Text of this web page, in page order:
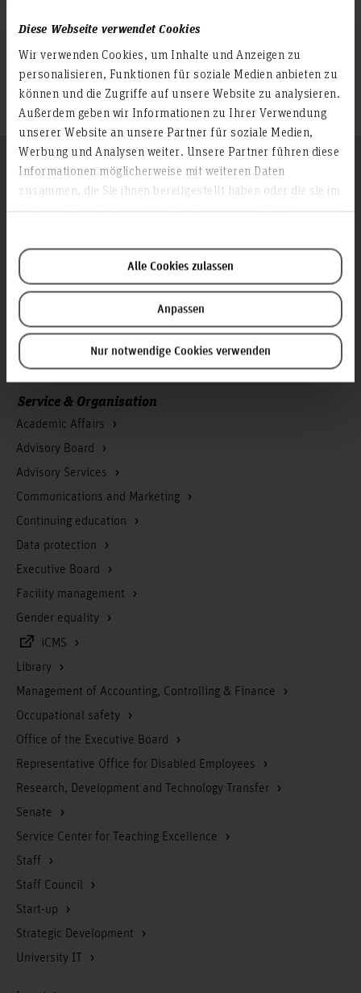
Diese Webseite verwendet Cookies
Wir verwenden Cookies, um Inhalte und Anzeigen zu
personalisieren, Funktionen für soziale Medien anbieten zu
können und die Zugriffe auf unsere Website zu analysieren.
Außerdem geben wir Informationen zu Ihrer Verwendung
unserer Website an unsere Partner für soziale Medien,
Werbung und Analysen weiter. Unsere Partner führen diese
Informationen möglicherweise mit weiteren Daten
zusammen, die Sie ihnen bereitgestellt haben oder die sie im
Alle Cookies zulassen
Anpassen
Nur notwendige Cookies verwenden
Cooperation
Freie Universität Berlin - Prof. Dr. med. vet.
Wolfgang Heuwieser
To the top
Contact & Arrival
Homepage of the Hochschule Hannover
Search for persons
Career
Follow us
Service & Organisation
Academic Affairs
Advisory Board
Advisory Services
Communications and Marketing
Continuing education
Data protection
Executive Board
Facility management
Gender equality
iCMS
Library
Management of Accounting, Controlling & Finance
Occupational safety
Office of the Executive Board
Representative Office for Disabled Employees
Research, Development and Technology Transfer
Senate
Service Center for Teaching Excellence
Staff
Staff Council
Start-up
Strategic Development
University IT